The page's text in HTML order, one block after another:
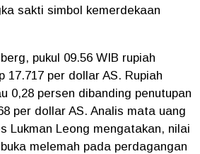
sakti simbol kemerdekaan
pukul 09.56 WIB rupiah
17.717 per dollar AS. Rupiah
0,28 persen dibanding penutupan
per dollar AS. Analis mata uang
Lukman Leong mengatakan, nilai
melemah pada perdagangan